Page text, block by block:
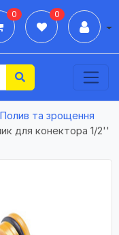
0 0
Полив та зрощення
для конектора 1/2''